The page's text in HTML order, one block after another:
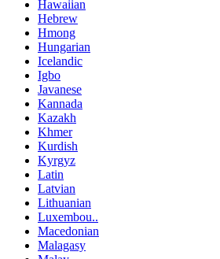
Hawaiian
Hebrew
Hmong
Hungarian
Icelandic
Igbo
Javanese
Kannada
Kazakh
Khmer
Kurdish
Kyrgyz
Latin
Latvian
Lithuanian
Luxembou..
Macedonian
Malagasy